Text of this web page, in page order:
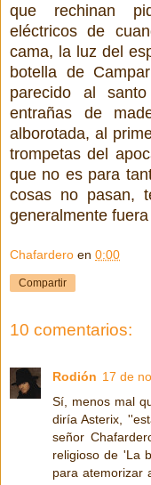
que rechinan
eléctricos de
cama, la luz del
botella de
parecido al
entrañas de
alborotada, al
trompetas del
que no es para
cosas no pasan,
generalmente
Chafardero en 0:00
Compartir
10 comentarios:
Rodión 17 de
Sí, menos mal
diría Asterix,
señor
religioso de 'La
para atemorizar